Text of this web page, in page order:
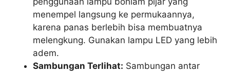
menempel langsung ke permukaannya,
karena panas berlebih bisa membuatnya
melengkung. Gunakan lampu LED yang lebih
adem.
Sambungan Terlihat: Sambungan antar